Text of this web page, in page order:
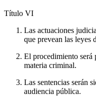
Título VI
Las actuaciones
que prevean las leyes
El procedimiento será
materia criminal.
Las sentencias serán
audiencia pública.